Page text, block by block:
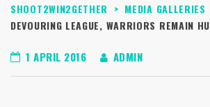
SHOOT2WIN2GETHER > MEDIA GALLERIES
DEVOURING LEAGUE, WARRIORS REMAIN
1 APRIL 2016 ADMIN